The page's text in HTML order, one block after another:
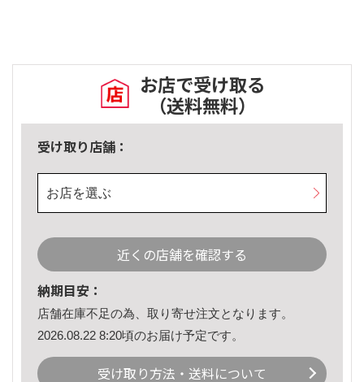
お店で受け取る
（送料無料）
受け取り店舗：
お店を選ぶ
近くの店舗を確認する
納期目安：
店舗在庫不足の為、取り寄せ注文となります。
2026.08.22 8:20頃のお届け予定です。
受け取り方法・送料について